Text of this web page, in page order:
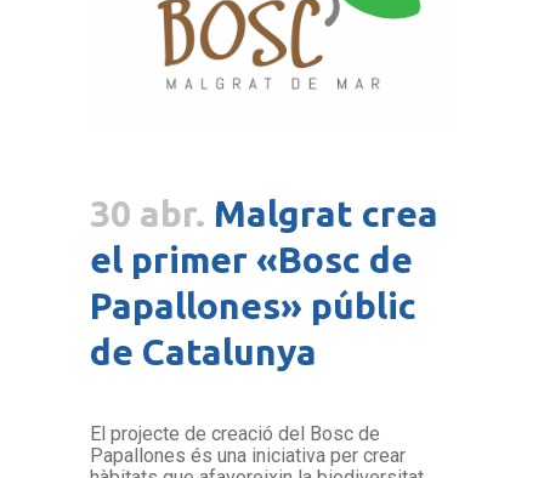
30 abr. Malgrat crea
el primer «Bosc de
Papallones» públic
de Catalunya
El projecte de creació del Bosc de
Papallones és una iniciativa per crear